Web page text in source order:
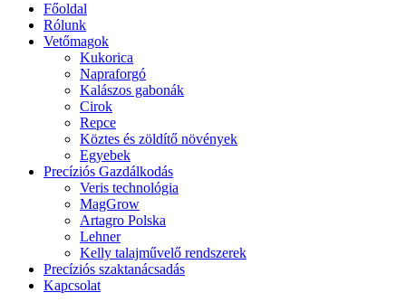
Főoldal
Rólunk
Vetőmagok
Kukorica
Napraforgó
Kalászos gabonák
Cirok
Repce
Köztes és zöldítő növények
Egyebek
Precíziós Gazdálkodás
Veris technológia
MagGrow
Artagro Polska
Lehner
Kelly talajművelő rendszerek
Precíziós szaktanácsadás
Kapcsolat